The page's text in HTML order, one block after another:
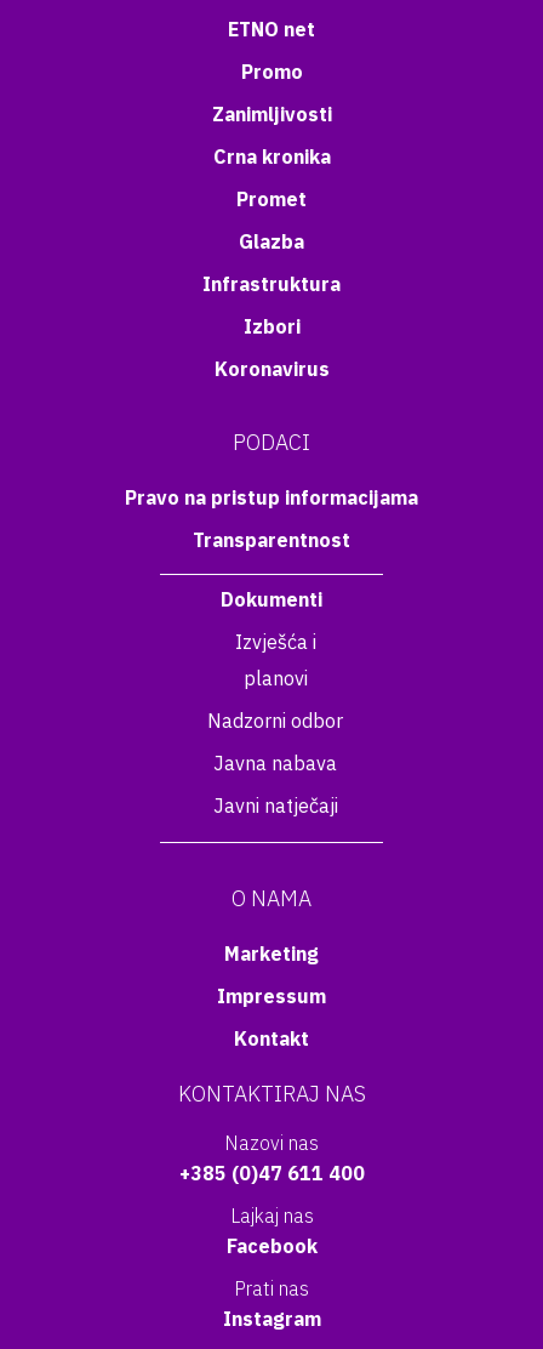
ETNO net
Promo
Zanimljivosti
Crna kronika
Promet
Glazba
Infrastruktura
Izbori
Koronavirus
PODACI
Pravo na pristup informacijama
Transparentnost
Dokumenti
Izvješća i
planovi
Nadzorni odbor
Javna nabava
Javni natječaji
O NAMA
Marketing
Impressum
Kontakt
KONTAKTIRAJ NAS
Nazovi nas
+385 (0)47 611 400
Lajkaj nas
Facebook
Prati nas
Instagram